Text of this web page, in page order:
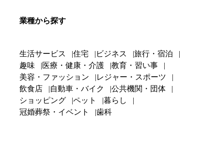
業種から探す
生活サービス 住宅 ビジネス
旅行・宿泊
趣味
医療・健康・介護
教育・習い事
美容・ファッション
レジャー・スポーツ
飲食店
自動車・バイク
公共機関・団体
ショッピング
ペット
暮らし
冠婚葬祭・イベント
歯科